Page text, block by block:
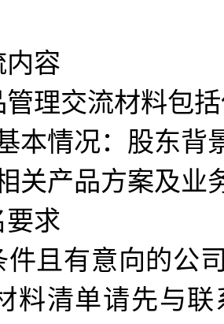
内容
管理交流材料包
本情况：股东背
关产品方案及业
要求
件且有意向的公
料清单请先与